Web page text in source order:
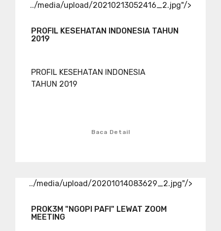
../media/upload/20210213052416_2.jpg"/>
PROFIL KESEHATAN INDONESIA TAHUN
2019
PROFIL KESEHATAN INDONESIA
TAHUN 2019
Baca Detail
../media/upload/20201014083629_2.jpg"/>
PROK3M "NGOPI PAFI" LEWAT ZOOM
MEETING